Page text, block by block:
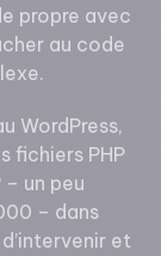
propre avec
au code
WordPress,
fichiers PHP
– un peu
– dans
et